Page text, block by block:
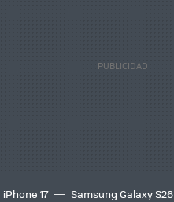
iPhone 17 Samsung Galaxy S26